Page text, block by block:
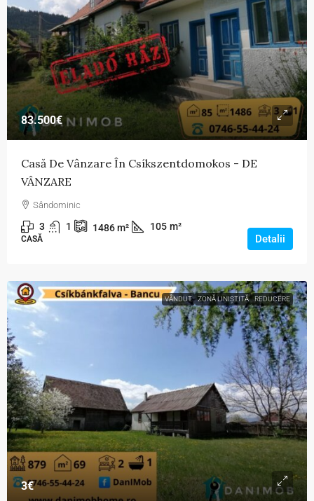
83.500€
Casă De Vânzare În Csíkszentdomokos - DE
VÂNZARE
Sândominic
3 1 1486m² 105 m²
CASĂ Detalii
VÂNDUT ZONĂ LINIȘTITĂ REDUCERE
3€